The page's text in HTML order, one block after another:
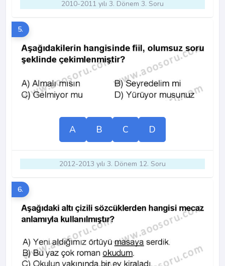
2010-2011 yılı 3. Dönem 3. Soru
5.
A B C D
2012-2013 yılı 3. Dönem 12. Soru
6.